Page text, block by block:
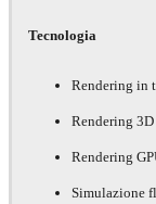
Tecnologia
Rendering in
Rendering 3D
Rendering
Simulazione